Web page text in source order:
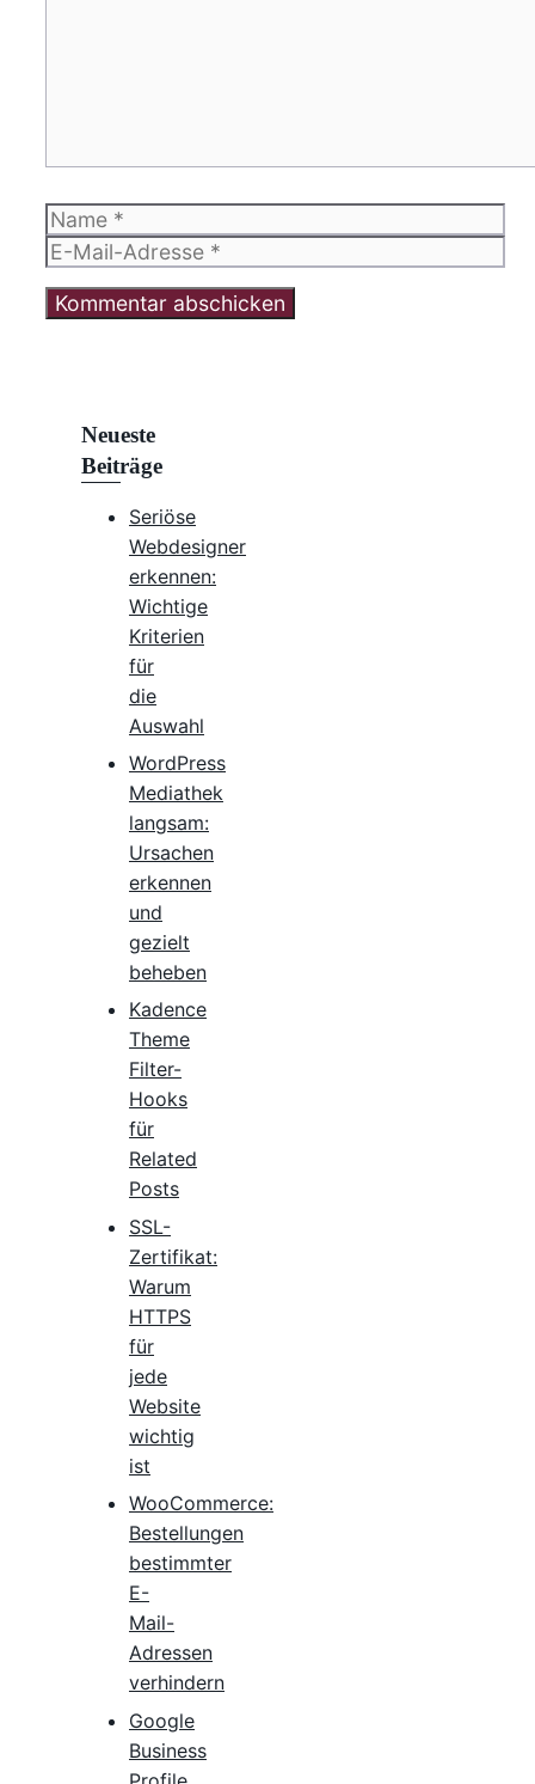
Name
E-
Adresse
Neueste
Beiträge
Seriöse
Webdesigner
erkennen:
Wichtige
Kriterien
für
die
Auswahl
WordPress
Mediathek
langsam:
Ursachen
erkennen
und
gezielt
beheben
Kadence
Theme
Filter-
Hooks
für
Related
Posts
SSL-
Zertifikat:
Warum
HTTPS
für
jede
Website
wichtig
ist
WooCommerce:
Bestellungen
bestimmter
E-
Mail-
Adressen
verhindern
Google
Business